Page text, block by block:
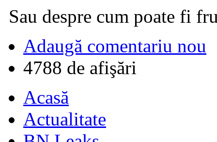
Sau despre cum poate fi
Adaugă comentariu nou
4788 de afişări
Acasă
Actualitate